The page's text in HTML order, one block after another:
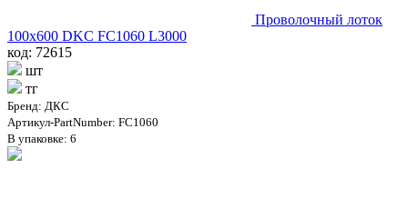
Проволочный лоток
100х600 DKC FC1060 L3000
код: 72615
шт
тг
Бренд: ДКС
Артикул-PartNumber: FC1060
В упаковке: 6